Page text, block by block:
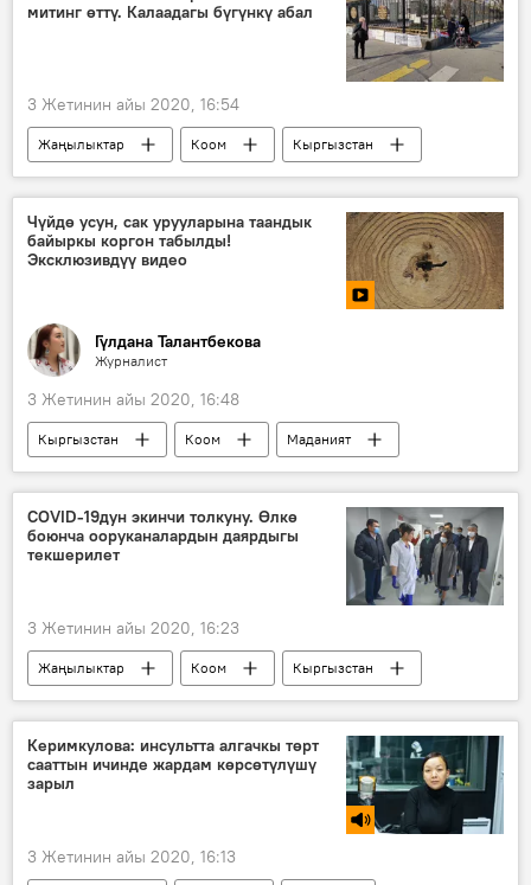
митинг өттү. Калаадагы бүгүнкү абал
3 Жетинин айы 2020, 16:54
Жаңылыктар Коом
Кыргызстан
Бишкек
митинг
акция
Ак үй
Чүйдө усун, сак урууларына таандык
байыркы коргон табылды!
Эксклюзивдүү видео
Гүлдана Талантбекова
Журналист
3 Жетинин айы 2020, 16:48
Кыргызстан Коом
Маданият
Видео
Мультимедиа
Чүй облусу
Беловодск
Ак-Суу
эстелик
табылга
COVID-19дун экинчи толкуну. Өлкө
боюнча ооруканалардын даярдыгы
текшерилет
3 Жетинин айы 2020, 16:23
Жаңылыктар Коом
Кыргызстан
Саясат
Токмок
оорукана
дарыгер
жолугушуу
Коронавируска байланыштуу Кыргызстандагы кырдаал
Керимкулова: инсультта алгачкы төрт
сааттын ичинде жардам көрсөтүлүшү
зарыл
3 Жетинин айы 2020, 16:13